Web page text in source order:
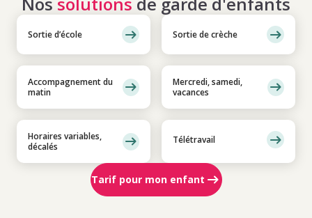
Sortie d’école Sortie de crèche
Accompagnement du
matin
Mercredi, samedi,
vacances
Horaires variables,
décalés
Télétravail
Tarif pour mon enfant